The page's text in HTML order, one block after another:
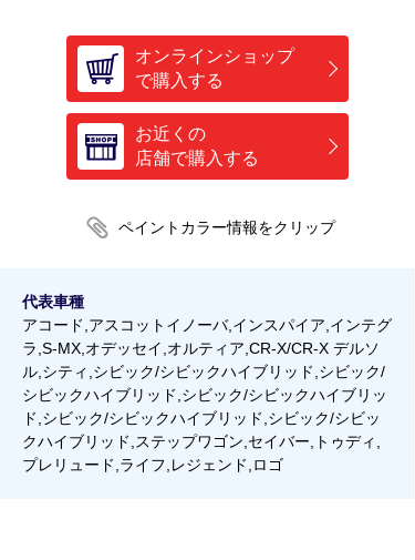
オンラインショップ
で購入する
お近くの
店舗で購入する
代表車種
アコード,アスコットイノーバ,インスパイア,インテグ
ラ,S-MX,オデッセイ,オルティア,CR-X/CR-X デルソ
ル,シティ,シビック/シビックハイブリッド,シビック/
シビックハイブリッド,シビック/シビックハイブリッ
ド,シビック/シビックハイブリッド,シビック/シビッ
クハイブリッド,ステップワゴン,セイバー,トゥディ,
プレリュード,ライフ,レジェンド,ロゴ